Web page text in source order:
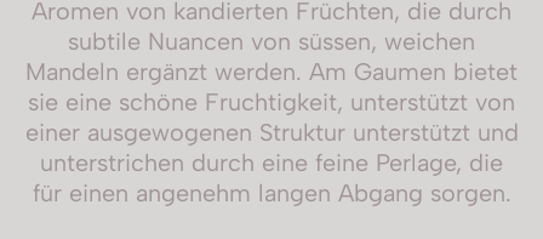
Aromen von kandierten Früchten, die durch
subtile Nuancen von süssen, weichen
Mandeln ergänzt werden. Am Gaumen bietet
sie eine schöne Fruchtigkeit, unterstützt von
einer ausgewogenen Struktur unterstützt und
unterstrichen durch eine feine Perlage, die
für einen angenehm langen Abgang sorgen.